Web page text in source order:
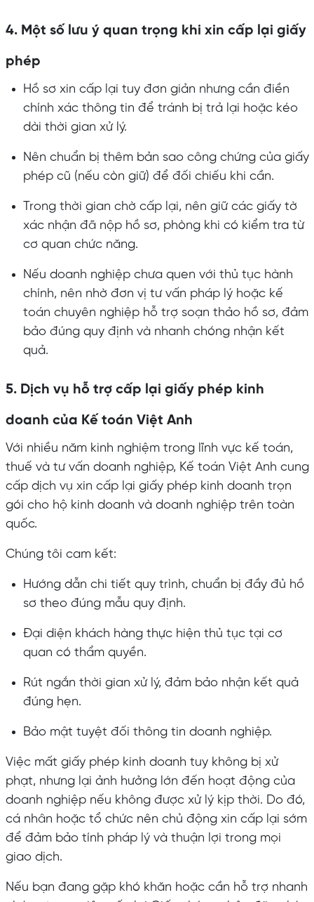
4. Một số lưu ý quan trọng khi xin cấp lại giấy
phép
Hồ sơ xin cấp lại tuy đơn giản nhưng cần điền
chính xác thông tin để tránh bị trả lại hoặc kéo
dài thời gian xử lý.
Nên chuẩn bị thêm bản sao công chứng của giấy
phép cũ (nếu còn giữ) để đối chiếu khi cần.
Trong thời gian chờ cấp lại, nên giữ các giấy tờ
xác nhận đã nộp hồ sơ, phòng khi có kiểm tra từ
cơ quan chức năng.
Nếu doanh nghiệp chưa quen với thủ tục hành
chính, nên nhờ đơn vị tư vấn pháp lý hoặc kế
toán chuyên nghiệp hỗ trợ soạn thảo hồ sơ, đảm
bảo đúng quy định và nhanh chóng nhận kết
quả.
5. Dịch vụ hỗ trợ cấp lại giấy phép kinh
doanh của Kế toán Việt Anh
Với nhiều năm kinh nghiệm trong lĩnh vực kế toán,
thuế và tư vấn doanh nghiệp, Kế toán Việt Anh cung
cấp dịch vụ xin cấp lại giấy phép kinh doanh trọn
gói cho hộ kinh doanh và doanh nghiệp trên toàn
quốc.
Chúng tôi cam kết:
Hướng dẫn chi tiết quy trình, chuẩn bị đầy đủ hồ
sơ theo đúng mẫu quy định.
Đại diện khách hàng thực hiện thủ tục tại cơ
quan có thẩm quyền.
Rút ngắn thời gian xử lý, đảm bảo nhận kết quả
đúng hẹn.
Bảo mật tuyệt đối thông tin doanh nghiệp.
Việc mất giấy phép kinh doanh tuy không bị xử
phạt, nhưng lại ảnh hưởng lớn đến hoạt động của
doanh nghiệp nếu không được xử lý kịp thời. Do đó,
cá nhân hoặc tổ chức nên chủ động xin cấp lại sớm
để đảm bảo tính pháp lý và thuận lợi trong mọi
giao dịch.
Nếu bạn đang gặp khó khăn hoặc cần hỗ trợ nhanh